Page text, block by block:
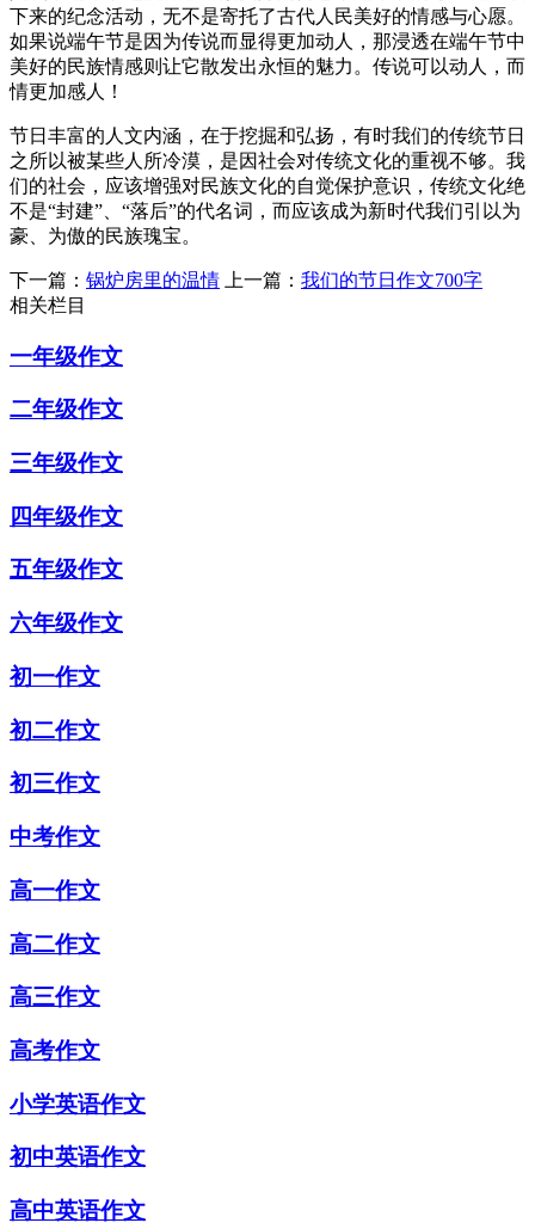
下来的纪念活动，无不是寄托了古代人民美好的情感与心愿。
如果说端午节是因为传说而显得更加动人，那浸透在端午节中
美好的民族情感则让它散发出永恒的魅力。传说可以动人，而
情更加感人！
节日丰富的人文内涵，在于挖掘和弘扬，有时我们的传统节日
之所以被某些人所冷漠，是因社会对传统文化的重视不够。我
们的社会，应该增强对民族文化的自觉保护意识，传统文化绝
不是“封建”、“落后”的代名词，而应该成为新时代我们引以为
豪、为傲的民族瑰宝。
下一篇： 锅炉房里的温情 上一篇： 我们的节日作文700字
相关栏目
一年级作文
二年级作文
三年级作文
四年级作文
五年级作文
六年级作文
初一作文
初二作文
初三作文
中考作文
高一作文
高二作文
高三作文
高考作文
小学英语作文
初中英语作文
高中英语作文